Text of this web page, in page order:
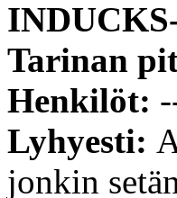
Tarinan
Henkilöt:
Lyhyesti:
jonkin